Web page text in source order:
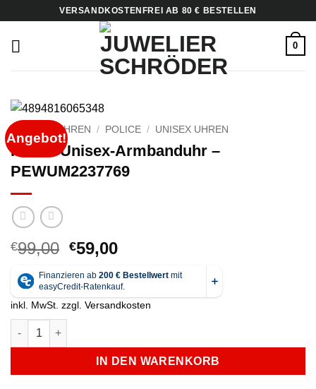
springen
VERSANDKOSTENFREI AB 80 € BESTELLEN
0
Angebot!
UHREN / POLICE / UNISEX UHREN
Police Unisex-Armbanduhr –
PEWUM2237769
€99,00 Ursprünglicher
war:
€99,00
€59,00Aktueller
ist:
€59,00.
inkl. MwSt. zzgl. Versandkosten
Police Unisex-Armbanduhr - PEWUM2237769 Menge
IN DEN WARENKORB